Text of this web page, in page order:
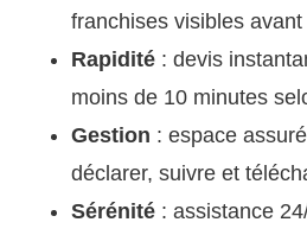
franchises visibles
Rapidité : devis
moins de 10 minutes
Gestion : espace
déclarer, suivre et
Sérénité : assistance